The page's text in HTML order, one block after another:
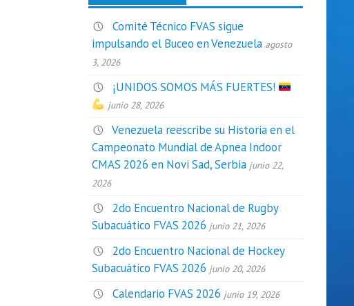
Comité Técnico FVAS sigue
impulsando el Buceo en Venezuela agosto
3, 2026
¡UNIDOS SOMOS MÁS FUERTES!
junio 28, 2026
Venezuela reescribe su Historia en el
Campeonato Mundial de Apnea Indoor
CMAS 2026 en Novi Sad, Serbia junio 22,
2026
2do Encuentro Nacional de Rugby
Subacuático FVAS 2026 junio 21, 2026
2do Encuentro Nacional de Hockey
Subacuático FVAS 2026 junio 20, 2026
Calendario FVAS 2026 junio 19, 2026